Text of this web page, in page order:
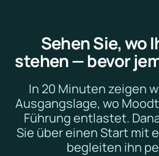
Sehen Sie, wo
stehen — bevor
In 20 Minuten zeigen
Ausgangslage, wo
Führung entlastet.
Sie über einen Start mit
begleiten ihn